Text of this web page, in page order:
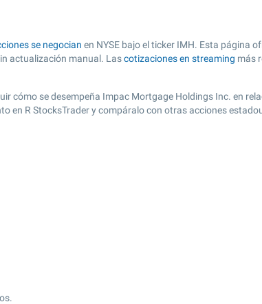
se negocian en NYSE bajo el ticker IMH. Esta página
actualización manual. Lascotizaciones en streaming más
cómo se desempeña Impac Mortgage Holdings Inc. en
en R StocksTrader y compáralo con otras acciones